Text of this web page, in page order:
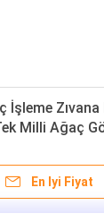
İşleme
Milli Ağaç
En Iyi Fiyat